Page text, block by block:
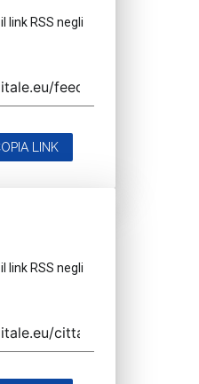
link RSS negli
LINK
link RSS negli